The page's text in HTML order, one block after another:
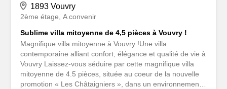
1893 Vouvry
2ème étage A convenir
Sublime villa mitoyenne de 4,5 pièces à Vouvry !
Magnifique villa mitoyenne à Vouvry !Une villa
contemporaine alliant confort, élégance et qualité de vie à
Vouvry Laissez-vous séduire par cette magnifique villa
mitoyenne de 4.5 pièces, située au coeur de la nouvelle
promotion « Les Châtaigniers », dans un environnement